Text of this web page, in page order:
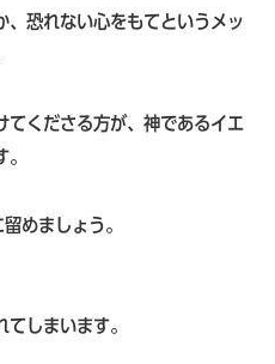
、恐れない心をもてというメッ
てくださる方が、神であるイエ
めましょう。
しまいます。